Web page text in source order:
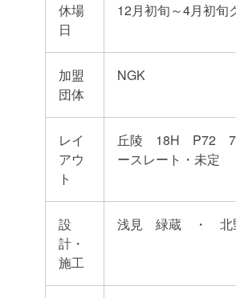
休場
日
12月初旬～4月初旬
加盟
団体
NGK
レイ
アウ
ト
丘陵 18H P72
ースレート・未定
設
計・
施工
浅見 緑蔵 ・ 北